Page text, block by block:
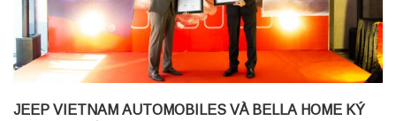
JEEP VIETNAM AUTOMOBILES VÀ BELLA HOME KÝ